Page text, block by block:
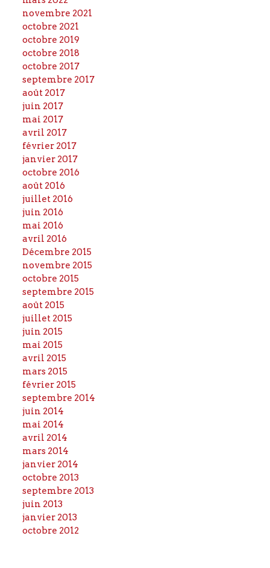
novembre 2021
octobre 2021
octobre 2019
octobre 2018
octobre 2017
septembre 2017
août 2017
juin 2017
mai 2017
avril 2017
février 2017
janvier 2017
octobre 2016
août 2016
juillet 2016
juin 2016
mai 2016
avril 2016
Décembre 2015
novembre 2015
octobre 2015
septembre 2015
août 2015
juillet 2015
juin 2015
mai 2015
avril 2015
mars 2015
février 2015
septembre 2014
juin 2014
mai 2014
avril 2014
mars 2014
janvier 2014
octobre 2013
septembre 2013
juin 2013
janvier 2013
octobre 2012